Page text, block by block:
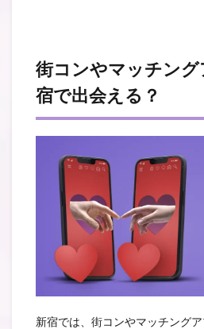
街コンやマッチン
宿で出会える？
新宿では、街コンやマッチング